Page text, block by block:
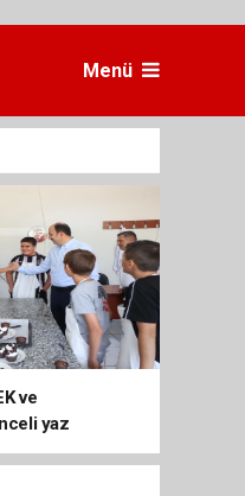
Menü
ve
yaz